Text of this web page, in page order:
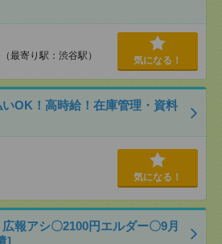
最寄り駅：渋谷駅） 気になる！
OK！高時給！在庫管理・資料
気になる！
広報アシ〇2100円エルダー〇9月
]